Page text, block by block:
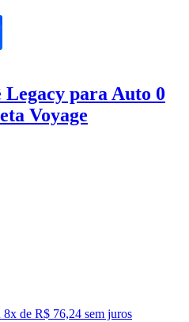
para Auto 0
Voyage
8x de R$ 76,24 sem juros